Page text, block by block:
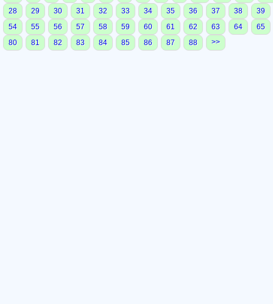
28
29 30 31 32 33 34 35 36 37 38
39
54
55 56 57 58 59 60 61 62 63 64
65
80
81 82 83 84 85 86 87 88 >>